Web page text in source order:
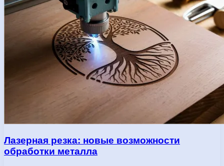
Лазерная резка: новые возможности
обработки металла